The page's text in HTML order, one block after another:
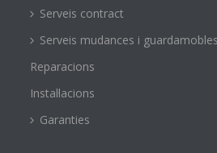
Serveis contract
Serveis mudances i guardamobles
Reparacions
Instal·lacions
Garanties